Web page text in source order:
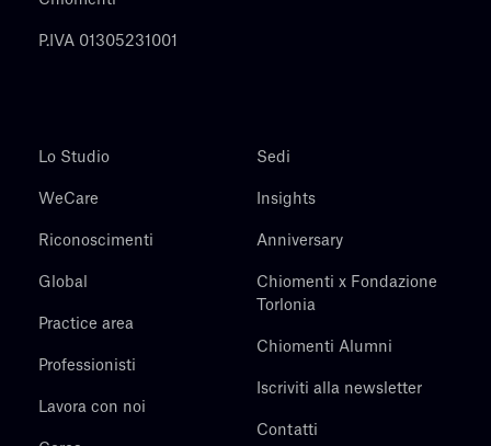
P.IVA 01305231001
Lo Studio
WeCare
Riconoscimenti
Global
Practice area
Professionisti
Lavora con noi
Sedi
Insights
Anniversary
Chiomenti x Fondazione
Torlonia
Chiomenti Alumni
Iscriviti alla newsletter
Contatti